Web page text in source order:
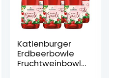
Katlenburger
Erdbeerbowle
Fruchtweinbowl